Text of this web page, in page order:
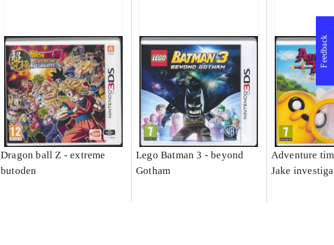
Dragon ball Z - extreme
butoden
Lego Batman 3 - beyond
Gotham
Adventure
Jake
Feedback